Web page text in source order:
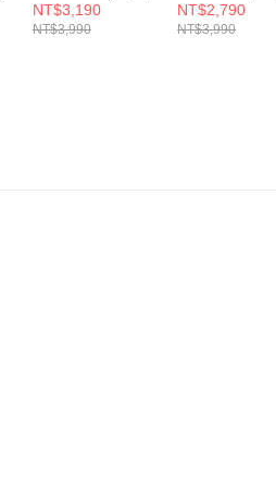
RISE 3 W 女 跑步
鞋 JR2285
NT$3,190
NT$3,990
RISE 3 W 女
鞋 JR7388
NT$2,790
NT$3,990